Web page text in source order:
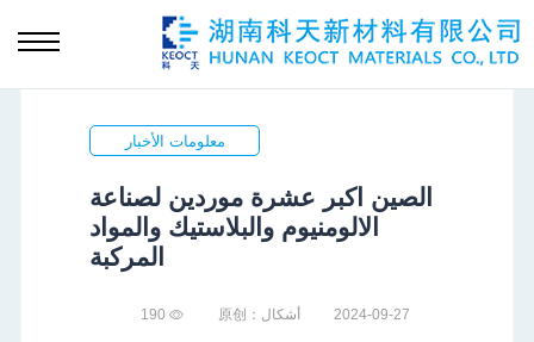
معلومات الأخبار
الصين اكبر عشرة موردين لصناعة
الالومنيوم والبلاستيك والمواد
المركبة
2024-09-27 أشكال：原创